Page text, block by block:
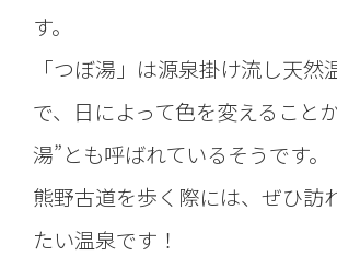
す。
「つぼ湯」は源泉掛け流し天然
で、日によって色を変えること
湯”とも呼ばれているそうです。
熊野古道を歩く際には、ぜひ訪
たい温泉です！